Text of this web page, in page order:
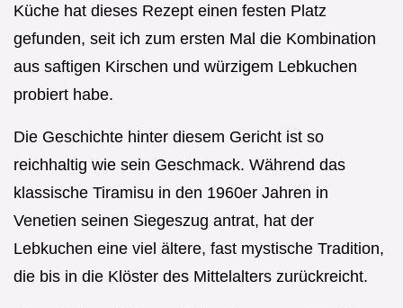
Küche hat dieses Rezept einen festen Platz
gefunden, seit ich zum ersten Mal die Kombination
aus saftigen Kirschen und würzigem Lebkuchen
probiert habe.
Die Geschichte hinter diesem Gericht ist so
reichhaltig wie sein Geschmack. Während das
klassische Tiramisu in den 1960er Jahren in
Venetien seinen Siegeszug antrat, hat der
Lebkuchen eine viel ältere, fast mystische Tradition,
die bis in die Klöster des Mittelalters zurückreicht.